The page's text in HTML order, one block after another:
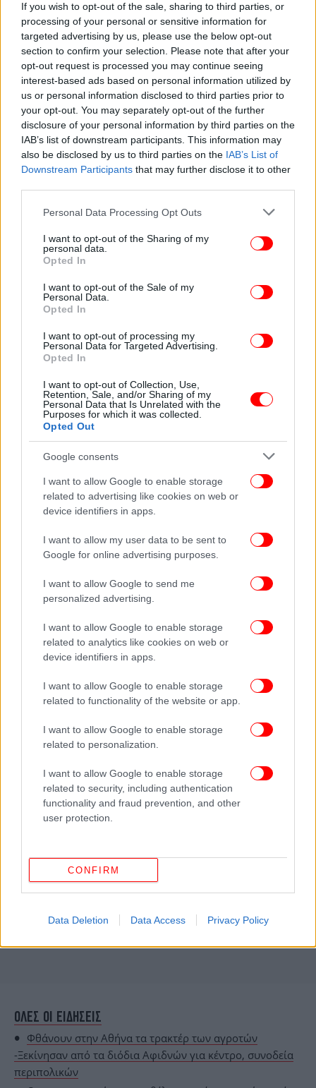
If you wish to opt-out of the sale, sharing to third parties, or
processing of your personal or sensitive information for
targeted advertising by us, please use the below opt-out
section to confirm your selection. Please note that after your
opt-out request is processed you may continue seeing
interest-based ads based on personal information utilized by
us or personal information disclosed to third parties prior to
your opt-out. You may separately opt-out of the further
disclosure of your personal information by third parties on the
IAB’s list of downstream participants. This information may
also be disclosed by us to third parties on the IAB’s List of
Downstream Participants that may further disclose it to other
Please note that this website/app uses one or more Google
not limited to your visit or usage behaviour. You may click to
grant or deny consent to Google and its third-party tags to
use your data for below specified purposes in below Google
consent section.
Personal Data Processing Opt Outs
I want to opt-out of the Sharing of my
personal data.
Opted In
I want to opt-out of the Sale of my
Personal Data.
Opted In
I want to opt-out of processing my
Personal Data for Targeted Advertising.
Opted In
I want to opt-out of Collection, Use,
Retention, Sale, and/or Sharing of my
Personal Data that Is Unrelated with the
Purposes for which it was collected.
Opted Out
Google consents
I want to allow Google to enable storage
related to advertising like cookies on web or
device identifiers in apps.
I want to allow my user data to be sent to
Google for online advertising purposes.
I want to allow Google to send me
personalized advertising.
I want to allow Google to enable storage
related to analytics like cookies on web or
device identifiers in apps.
I want to allow Google to enable storage
related to functionality of the website or app.
I want to allow Google to enable storage
related to personalization.
I want to allow Google to enable storage
related to security, including authentication
functionality and fraud prevention, and other
user protection.
CONFIRM
Data Deletion Data Access Privacy Policy
O επικεφαλής της σκακιστικής ομοσπονδίας της
Σιγκαπούρης, Κέβιν Γκο Γουέι Μινγκ, δεν εξεπλάγη
με την τελευταία επιτυχία του οκτάχρονου, αφού,
όπως λέει, ο Καουσίκ «δουλεύει σαν σκυλί και έχει
μια οικογένεια που τον υποστηρίζει».
Σύμφωνα με το chess.com, ο Καουσίκ προπονείται
καθημερινά έως και επτά ώρες στο σκάκι.
Αφιέρωμα στο εξαιρετικό ταλέντο του είχε κάνει
ήδη την περασμένη χρονιά η εφημερίδα της
να δηλώνει τότε ότι το ίνδαλμά του είναι ο «μάγος
της Ρίγα», όπως αποκαλείται λόγω των θεαματικών
παρτίδων του ο πρώην παγκόσμιος πρωταθλητής
Μιχαήλ Ταλ, από τον οποίο έμαθε να παίζει τόσο
ΟΛΕΣ ΟΙ ΕΙΔΗΣΕΙΣ
Φθάνουν στην Αθήνα τα τρακτέρ των αγροτών
-Ξεκίνησαν από τα διόδια Αφιδνών για κέντρο, συνοδεία
περιπολικών